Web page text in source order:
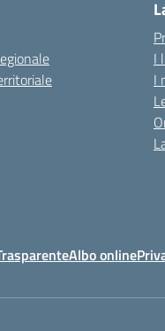
I
I
Albo online